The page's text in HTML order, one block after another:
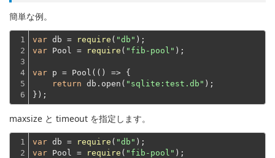
簡単な例。
1
2
3
4
5
6
var db = require ( "db"
var Pool = require ( "fib-pool" );
var p = Pool( () => {
return db.open( "sqlite:test.db" );
});
maxsize と timeout を指定します。
1
2
var db = require ( "db"
var Pool = require ( "fib-pool" );